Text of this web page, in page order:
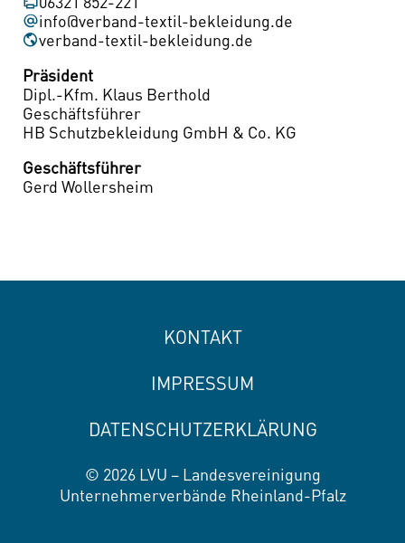
info@verband-textil-bekleidung.de
verband-textil-bekleidung.de
Präsident
Dipl.-Kfm. Klaus Berthold
Geschäftsführer
HB Schutzbekleidung GmbH & Co. KG
Geschäftsführer
Gerd Wollersheim
KONTAKT
IMPRESSUM
DATENSCHUTZERKLÄRUNG
© 2026 LVU – Landesvereinigung
Unternehmerverbände Rheinland-Pfalz